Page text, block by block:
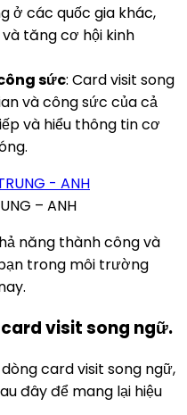
ở các quốc gia khác,
tăng cơ hội kinh
sức: Card visit song
và công sức của cả
và hiểu thông tin cơ
– ANH
năng thành công và
trong môi trường
card visit song ngữ.
card visit song ngữ,
đây để mang lại hiệu